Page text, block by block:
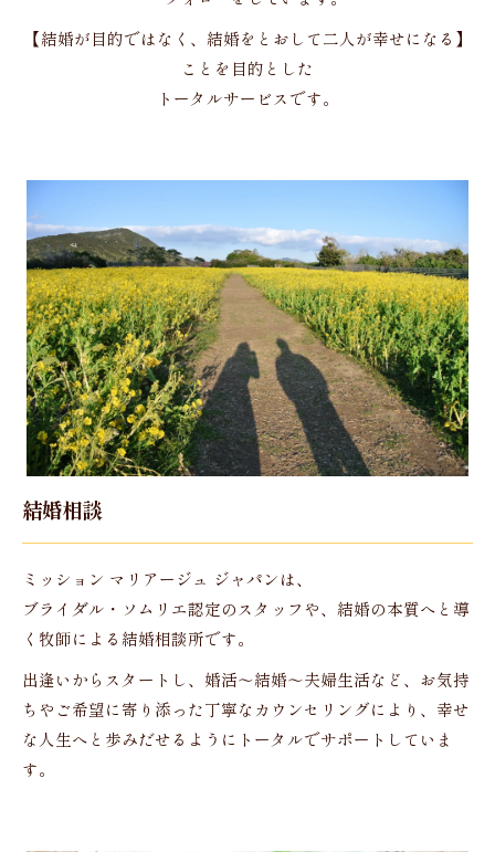
【結婚が目的ではなく、結婚をとおして二人が幸せになる】
ことを目的とした
トータルサービスです。
結婚相談
ミッション マリアージュ ジャパンは、
ブライダル・ソムリエ認定のスタッフや、結婚の本質へと導
く牧師による結婚相談所です。
出逢いからスタートし、婚活～結婚～夫婦生活など、お気持
ちやご希望に寄り添った丁寧なカウンセリングにより、幸せ
な人生へと歩みだせるようにトータルでサポートしていま
す。